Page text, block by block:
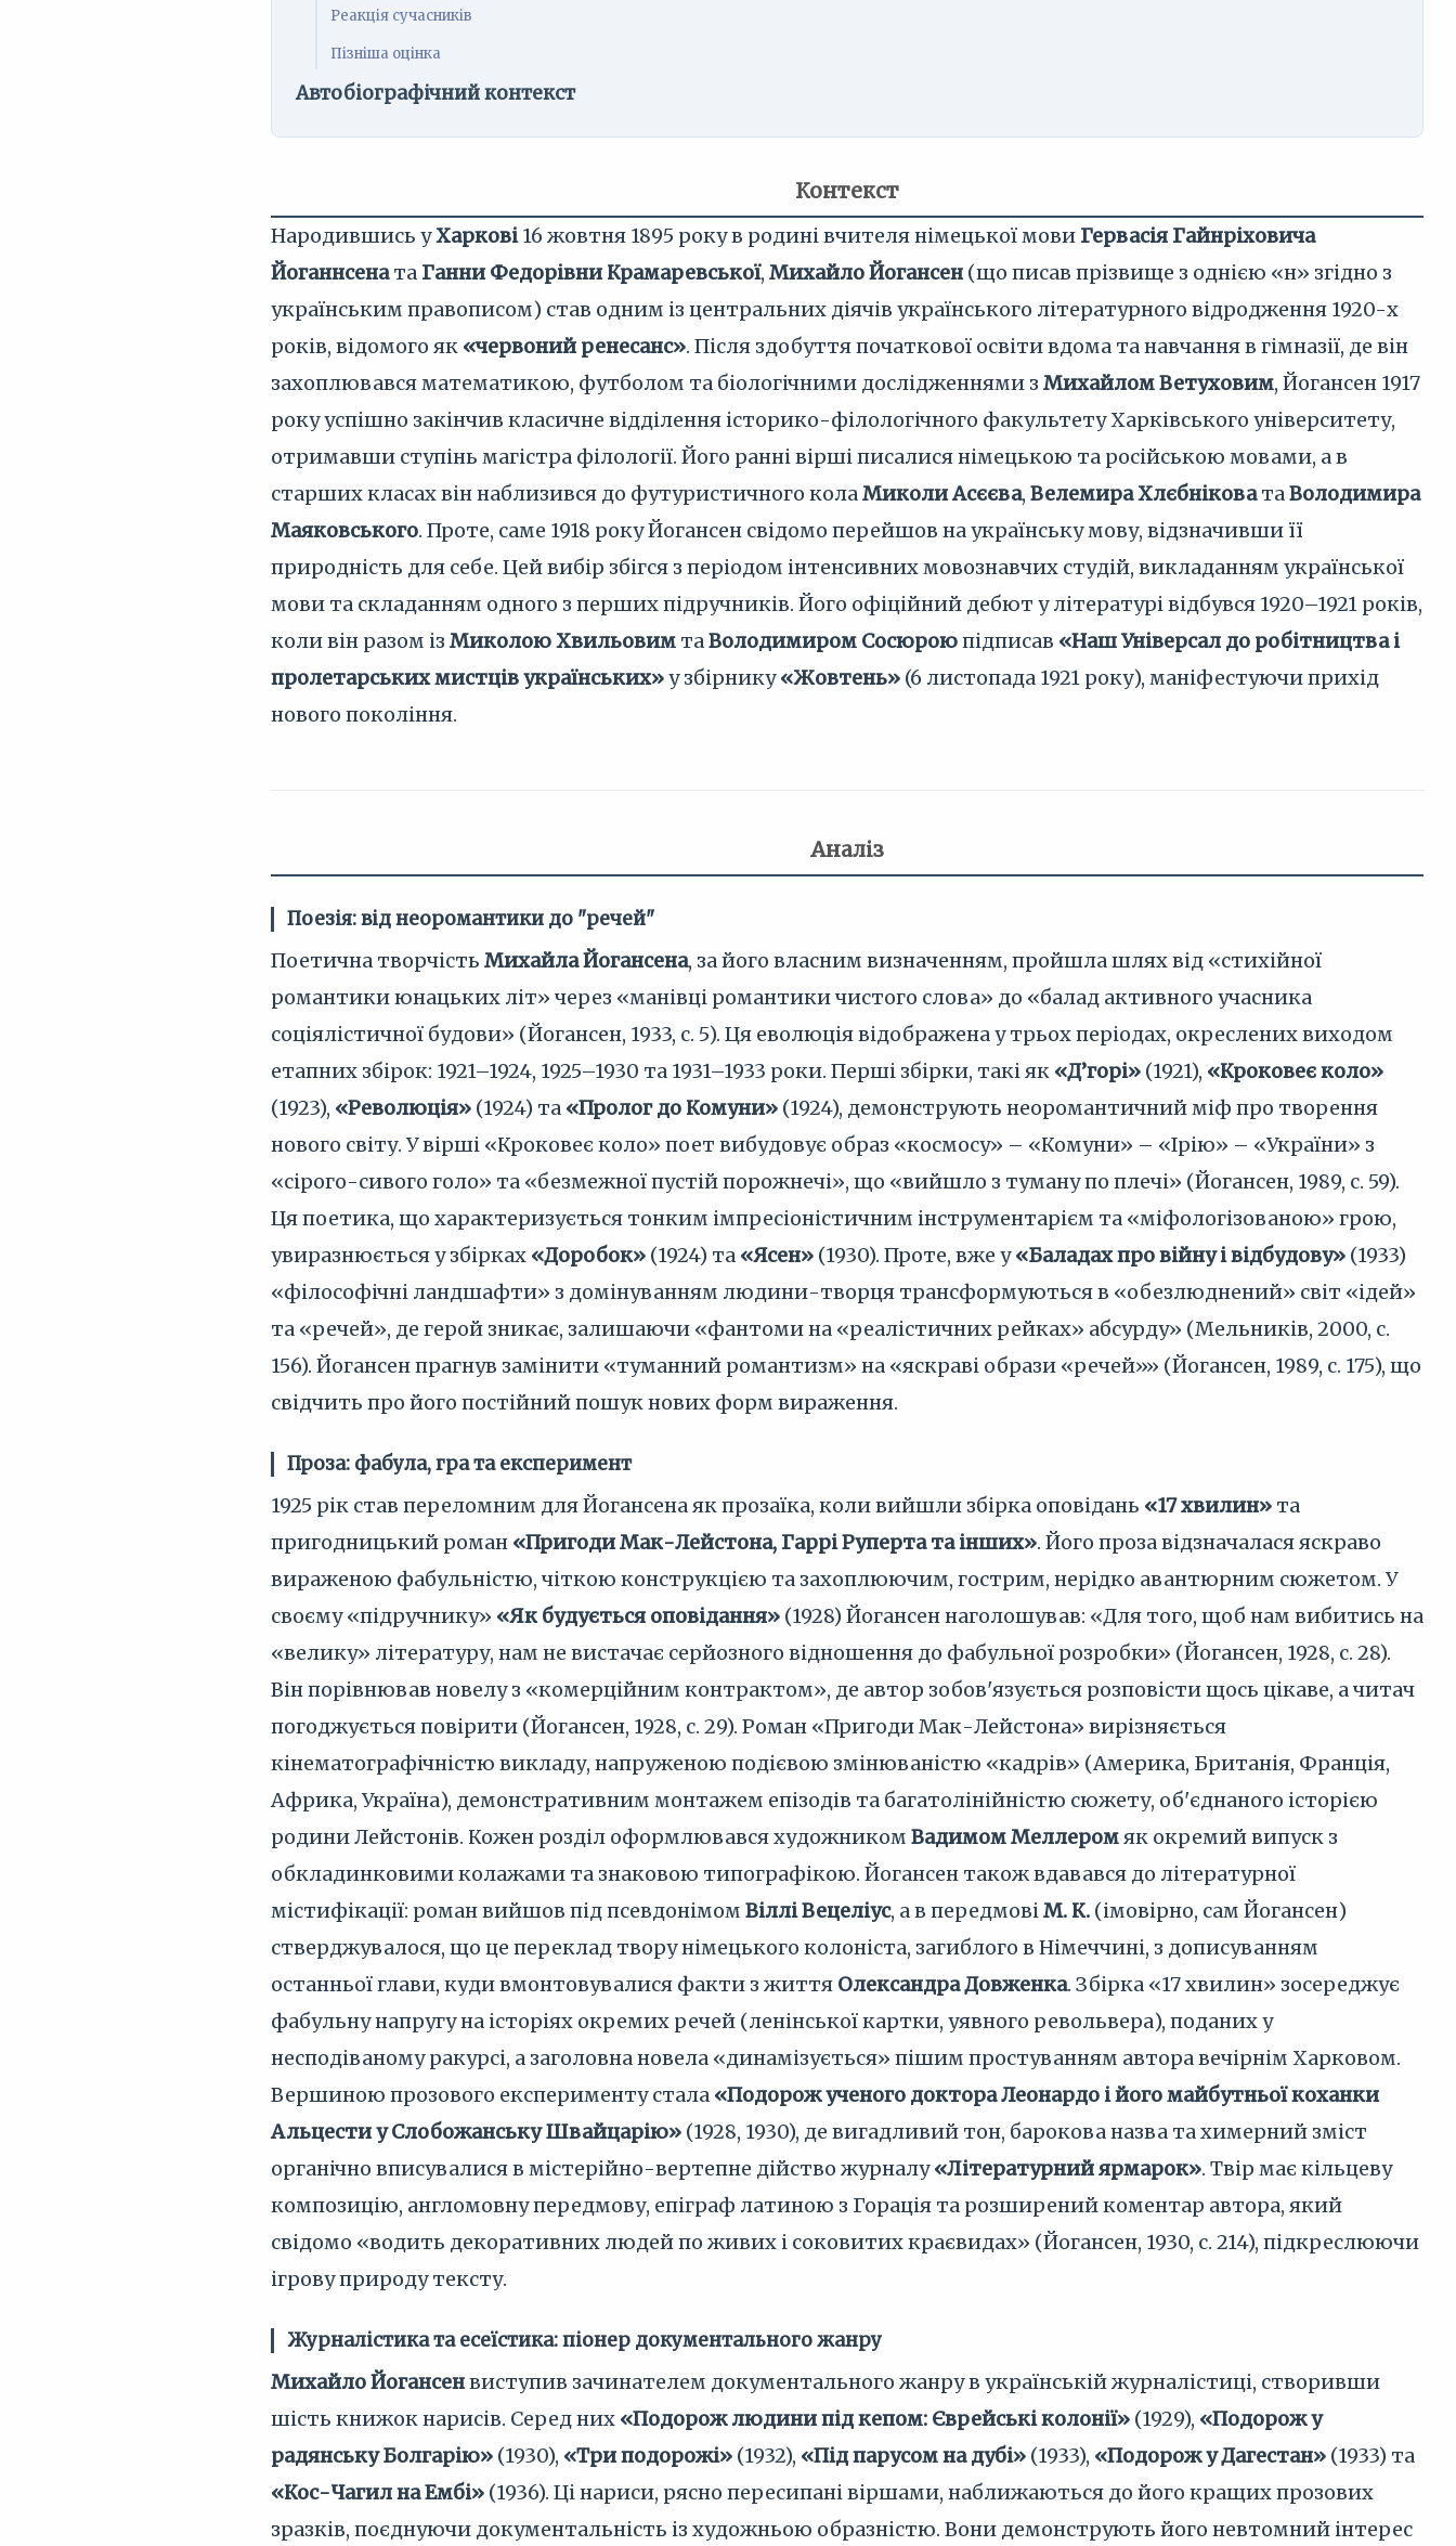
Реакція сучасників
Пізніша оцінка
Автобіографічний контекст
Контекст
Народившись уХаркові16 жовтня 1895 року в родині вчителя німецької мови Гервасія Гайнріховича
Йоганнсената Ганни Федорівни Крамаревської, Михайло Йогансен (що писав прізвище з однією «н» згідно з
українським правописом) став одним із центральних діячів українського літературного відродження 1920-х
років, відомого як «червоний ренесанс». Після здобуття початкової освіти вдома та навчання в гімназії, де він
захоплювався математикою, футболом та біологічними дослідженнями з Михайлом Ветуховим, Йогансен 1917
року успішно закінчив класичне відділення історико-філологічного факультету Харківського університету,
отримавши ступінь магістра філології. Його ранні вірші писалися німецькою та російською мовами, а в
старших класах він наблизився до футуристичного колаМиколи Асєєва, Велемира ХлєбніковатаВолодимира
Маяковського. Проте, саме 1918 року Йогансен свідомо перейшов на українську мову, відзначивши її
природність для себе. Цей вибір збігся з періодом інтенсивних мовознавчих студій, викладанням української
мови та складанням одного з перших підручників. Його офіційний дебют у літературі відбувся 1920–1921 років,
коли він разом із Миколою Хвильовим таВолодимиром Сосюроюпідписав «Наш Універсал до робітництва і
пролетарських мистців українських»у збірнику«Жовтень» (6 листопада 1921 року), маніфестуючи прихід
нового покоління.
Аналіз
Поезія: від неоромантики до "речей"
Поетична творчість Михайла Йогансена, за його власним визначенням, пройшла шлях від «стихійної
романтики юнацьких літ» через «манівці романтики чистого слова» до «балад активного учасника
соціялістичної будови» (Йогансен, 1933, с. 5). Ця еволюція відображена у трьох періодах, окреслених виходом
етапних збірок: 1921–1924, 1925–1930 та 1931–1933 роки. Перші збірки, такі як «Д’горі» (1921), «Кроковеє коло»
(1923), «Революція» (1924) та «Пролог до Комуни» (1924), демонструють неоромантичний міф про творення
нового світу. У вірші «Кроковеє коло» поет вибудовує образ «космосу» – «Комуни» – «Ірію» – «України» з
«сірого-сивого голо» та «безмежної пустій порожнечі», що «вийшло з туману по плечі» (Йогансен, 1989, с. 59).
Ця поетика, що характеризується тонким імпресіоністичним інструментарієм та «міфологізованою» грою,
увиразнюється у збірках «Доробок» (1924) та «Ясен» (1930). Проте, вже у«Баладах про війну і відбудову» (1933)
«філософічні ландшафти» з домінуванням людини-творця трансформуються в «обезлюднений» світ «ідей»
та «речей», де герой зникає, залишаючи «фантоми на «реалістичних рейках» абсурду» (Мельників, 2000, с.
156). Йогансен прагнув замінити «туманний романтизм» на «яскраві образи «речей»» (Йогансен, 1989, с. 175), що
свідчить про його постійний пошук нових форм вираження.
Проза: фабула, гра та експеримент
1925 рік став переломним для Йогансена як прозаїка, коли вийшли збірка оповідань «17 хвилин» та
пригодницький роман «Пригоди Мак-Лейстона, Гаррі Руперта та інших». Його проза відзначалася яскраво
вираженою фабульністю, чіткою конструкцією та захоплюючим, гострим, нерідко авантюрним сюжетом. У
своєму «підручнику» «Як будується оповідання» (1928) Йогансен наголошував: «Для того, щоб нам вибитись на
«велику» літературу, нам не вистачає серйозного відношення до фабульної розробки» (Йогансен, 1928, с. 28).
Він порівнював новелу з «комерційним контрактом», де автор зобов'язується розповісти щось цікаве, а читач
погоджується повірити (Йогансен, 1928, с. 29). Роман «Пригоди Мак-Лейстона» вирізняється
кінематографічністю викладу, напруженою подієвою змінюваністю «кадрів» (Америка, Британія, Франція,
Африка, Україна), демонстративним монтажем епізодів та багатолінійністю сюжету, об'єднаного історією
родини Лейстонів. Кожен розділ оформлювався художником Вадимом Меллеромяк окремий випуск з
обкладинковими колажами та знаковою типографікою. Йогансен також вдавався до літературної
містифікації: роман вийшов під псевдонімом Віллі Вецеліус, а в передмовіМ. К. (імовірно, сам Йогансен)
стверджувалося, що це переклад твору німецького колоніста, загиблого в Німеччині, з дописуванням
останньої глави, куди вмонтовувалися факти з життя Олександра Довженка. Збірка «17 хвилин» зосереджує
фабульну напругу на історіях окремих речей (ленінської картки, уявного револьвера), поданих у
несподіваному ракурсі, а заголовна новела «динамізується» пішим простуванням автора вечірнім Харковом.
Вершиною прозового експерименту стала «Подорож ученого доктора Леонардо і його майбутньої коханки
Альцести у Слобожанську Швайцарію» (1928, 1930), де вигадливий тон, барокова назва та химерний зміст
органічно вписувалися в містерійно-вертепне дійство журналу«Літературний ярмарок». Твір має кільцеву
композицію, англомовну передмову, епіграф латиною з Горація та розширений коментар автора, який
свідомо «водить декоративних людей по живих і соковитих краєвидах» (Йогансен, 1930, с. 214), підкреслюючи
ігрову природу тексту.
Журналістика та есеїстика: піонер документального жанру
Михайло Йогансенвиступив зачинателем документального жанру в українській журналістиці, створивши
шість книжок нарисів. Серед них «Подорож людини під кепом: Єврейські колонії» (1929), «Подорож у
радянську Болгарію» (1930), «Три подорожі» (1932), «Під парусом на дубі» (1933), «Подорож у Дагестан» (1933) та
«Кос-Чагил на Ембі» (1936). Ці нариси, рясно пересипані віршами, наближаються до його кращих прозових
зразків, поєднуючи документальність із художньою образністю. Вони демонструють його невтомний інтерес